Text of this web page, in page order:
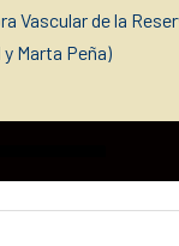
Vascular de la
Marta Peña)